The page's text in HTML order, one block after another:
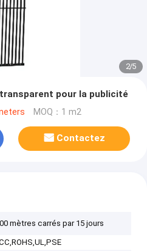
2/5
pour la publicité
MOQ：1 m2
Contactez
mètres carrés par 15 jours